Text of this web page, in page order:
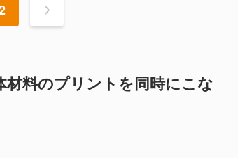
>
料のプリントを同時にこな